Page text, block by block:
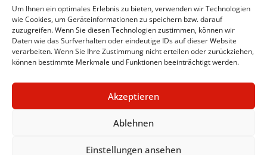
Um Ihnen ein optimales Erlebnis zu bieten, verwenden wir Technologien
wie Cookies, um Geräteinformationen zu speichern bzw. darauf
zuzugreifen. Wenn Sie diesen Technologien zustimmen, können wir
Daten wie das Surfverhalten oder eindeutige IDs auf dieser Website
verarbeiten. Wenn Sie Ihre Zustimmung nicht erteilen oder zurückziehen,
können bestimmte Merkmale und Funktionen beeinträchtigt werden.
Akzeptieren
Ablehnen
Einstellungen ansehen
Tel.: 043 288 38 88
Kontakt Zürich
Bewerbung Zürich
ImpressumDatenschutzerklärung